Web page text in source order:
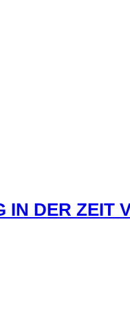
IN DER ZEIT